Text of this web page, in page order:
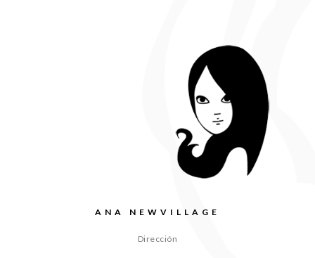
ANA NEWVILLAGE
Dirección